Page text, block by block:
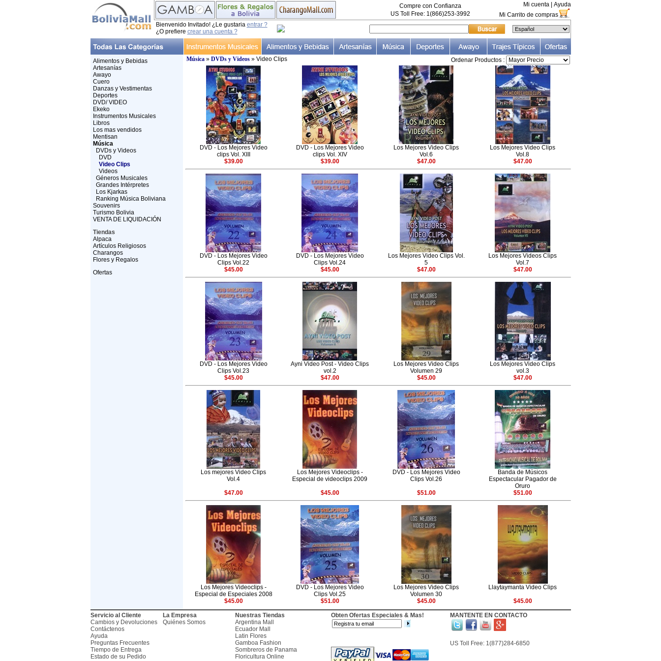
Compre con Confianza
US Toll Free: 1(866)253-3992
Mi cuenta| Ayuda
Mi Carrito de compras
Bienvenido Invitado! ¿Le gustaria entrar ?
¿O prefiere crear una cuenta ?
Alimentos y Bebidas
Artesanías
Awayo
Cuero
Danzas y Vestimentas
Deportes
DVD/ VIDEO
Ekeko
Instrumentos Musicales
Libros
Los mas vendidos
Mentisan
Música
DVDs y Videos
DVD
Video Clips
Videos
Géneros Musicales
Grandes Intérpretes
Los Kjarkas
Ranking Música Boliviana
Souvenirs
Turismo Bolivia
VENTA DE LIQUIDACIÓN
Tiendas
Alpaca
Artículos Religiosos
Charangos
Flores y Regalos
Ofertas
Música» DVDs y Videos» Video Clips Ordenar Productos :
DVD - Los Mejores Video
clips Vol. XIII
DVD - Los Mejores Video
clips Vol. XIV
Los Mejores Video Clips
Vol.6
Los Mejores Video Clips
Vol.8
$39.00
$39.00 $47.00 $47.00
DVD - Los Mejores Video
Clips Vol.22
DVD - Los Mejores Video
Clips Vol.24
Los Mejores Video Clips Vol.
5
Los Mejores Videos Clips
Vol.7
$45.00
$45.00 $47.00 $47.00
DVD - Los Mejores Video
Clips Vol.23
Ayni Video Post - Video Clips
vol.2
Los Mejores Video Clips
Volumen 29
Los Mejores Video Clips
vol.3
$45.00
$47.00 $45.00 $47.00
Los mejores Video Clips
Vol.4
Los Mejores Videoclips -
Especial de videoclips 2009
DVD - Los Mejores Video
Clips Vol.26
Banda de Músicos
Espectacular Pagador de
Oruro
$47.00
$45.00 $51.00 $51.00
Los Mejores Videoclips -
Especial de Especiales 2008
DVD - Los Mejores Video
Clips Vol.25
Los Mejores Video Clips
Volumen 30
Llaytaymanta Video Clips
$45.00
$51.00 $45.00 $45.00
Servicio al Cliente
Cambios y Devoluciones
Contáctenos
Ayuda
Preguntas Frecuentes
Tiempo de Entrega
Estado de su Pedido
La Empresa
Quiénes Somos
Nuestras Tiendas
Argentina Mall
Ecuador Mall
Latin Flores
Gamboa Fashion
Sombreros de Panama
Floricultura Online
Obten Ofertas Especiales & Mas! MANTENTE EN CONTACTO
US Toll Free: 1(877)284-6850